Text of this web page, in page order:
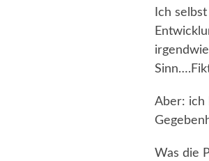
Ich
Aber: ich
Was die